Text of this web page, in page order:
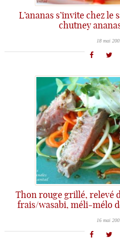
L’ananas s’invite chez le
chutney
18 mai
Thon rouge grillé, relevé
frais/wasabi, méli-mélo
16 mai